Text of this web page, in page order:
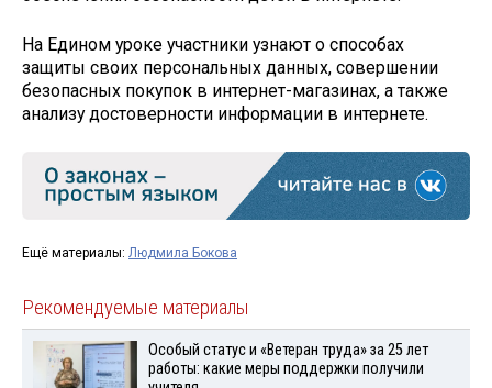
На Едином уроке участники узнают о способах
защиты своих персональных данных, совершении
безопасных покупок в интернет-магазинах, а также
анализу достоверности информации в интернете.
Ещё материалы: Людмила Бокова
Рекомендуемые материалы
Особый статус и «Ветеран труда» за 25 лет
работы: какие меры поддержки получили